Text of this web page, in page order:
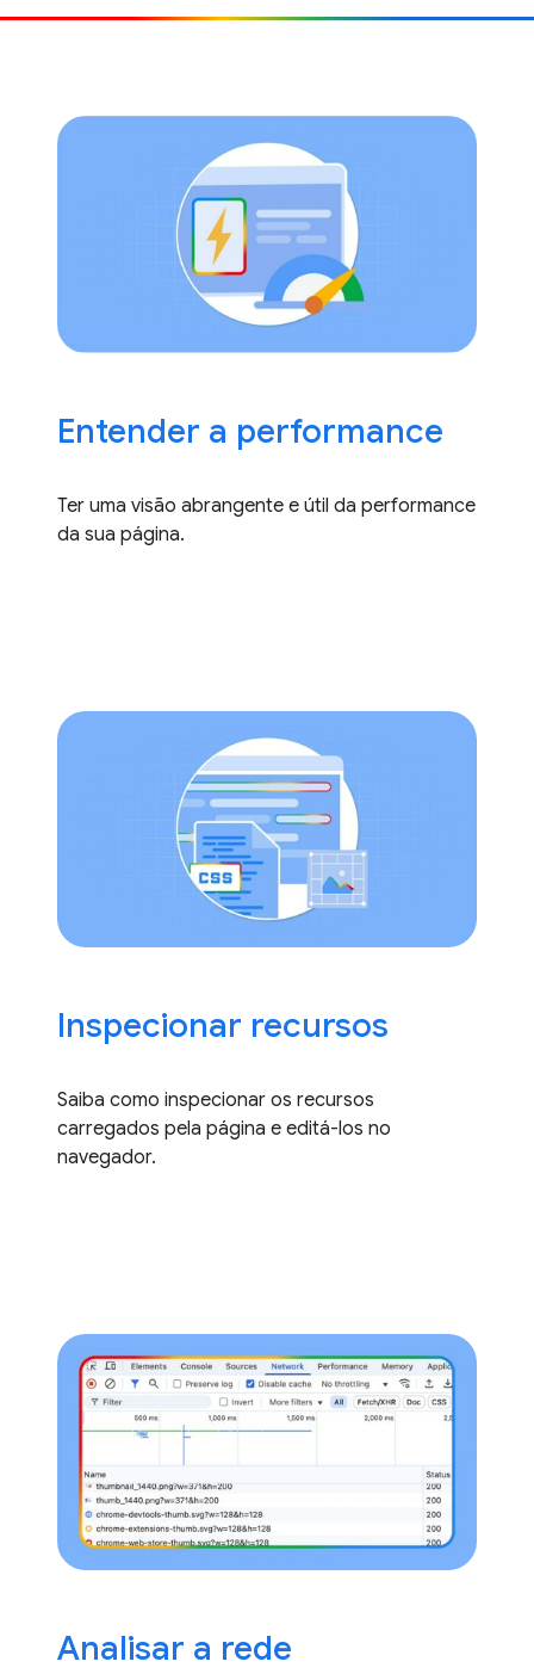
Entender a performance
Ter uma visão abrangente e útil da performance
da sua página.
Inspecionar recursos
Saiba como inspecionar os recursos
carregados pela página e editá-los no
navegador.
Analisar a rede